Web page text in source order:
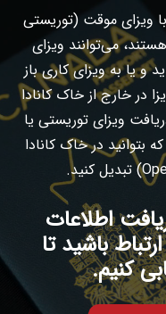
که تا تاریخ ۲۸ فوریه ۲۰۲۵، با ویزای موقت (توریستی
می‌توانند ویزای
و یا به ویزای کاری باز
در خارج از خاک کانادا
ویزای توریستی یا
بتوانید در خاک کانادا
اطلاعات
باشید تا
کنیم.